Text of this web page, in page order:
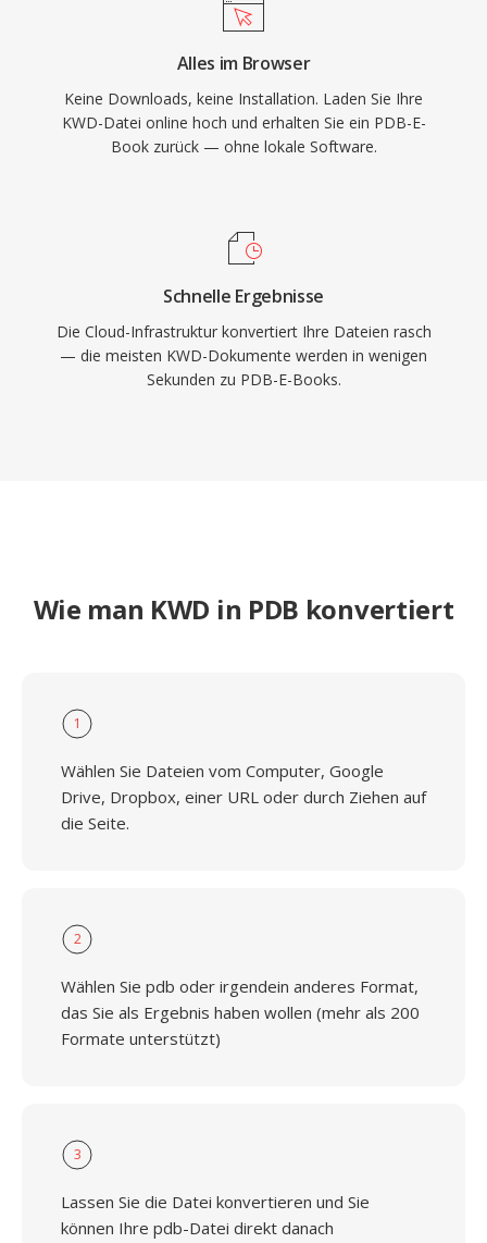
Alles im Browser
Keine Downloads, keine Installation. Laden Sie Ihre
KWD-Datei online hoch und erhalten Sie ein PDB-E-
Book zurück — ohne lokale Software.
Schnelle Ergebnisse
Die Cloud-Infrastruktur konvertiert Ihre Dateien rasch
— die meisten KWD-Dokumente werden in wenigen
Sekunden zu PDB-E-Books.
Wie man KWD in PDB konvertiert
1
Wählen Sie Dateien vom Computer, Google
Drive, Dropbox, einer URL oder durch Ziehen auf
die Seite.
2
Wählen Sie pdb oder irgendein anderes Format,
das Sie als Ergebnis haben wollen (mehr als 200
Formate unterstützt)
3
Lassen Sie die Datei konvertieren und Sie
können Ihre pdb-Datei direkt danach